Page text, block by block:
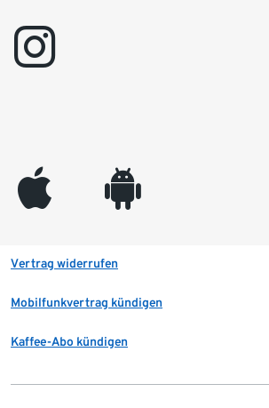
instagram
appleinc android
Vertrag widerrufen
Mobilfunkvertrag kündigen
Kaffee-Abo kündigen